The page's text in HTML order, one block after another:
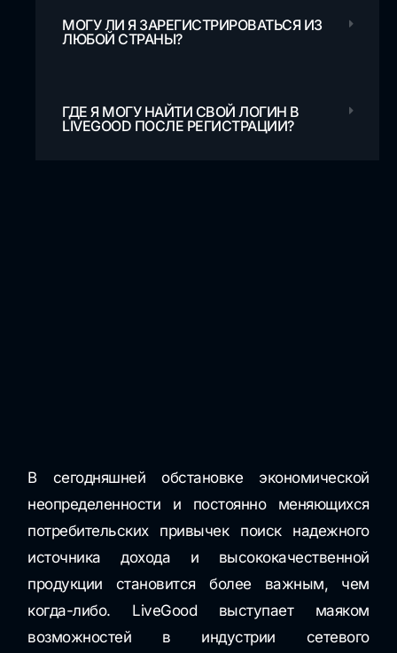
МОГУ ЛИ Я ЗАРЕГИСТРИРОВАТЬСЯ ИЗ
ЛЮБОЙ СТРАНЫ?
ГДЕ Я МОГУ НАЙТИ СВОЙ ЛОГИН В
LIVEGOOD ПОСЛЕ РЕГИСТРАЦИИ?
В сегодняшней обстановке экономической
неопределенности и постоянно меняющихся
потребительских привычек поиск надежного
источника дохода и высококачественной
продукции становится более важным, чем
когда-либо. LiveGood выступает маяком
возможностей в индустрии сетевого